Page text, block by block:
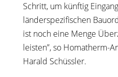
Schritt, um künftig
länderspezifischen
ist noch eine Menge
leisten”, so Homatherm-
Harald Schüssler.